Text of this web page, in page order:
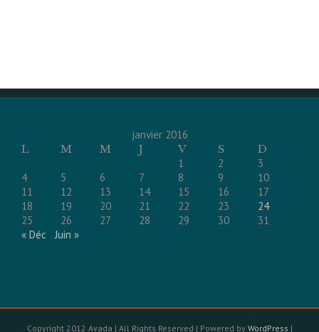
janvier 2016
L
M M J V S
D
1
2
3
4
5 6 7 8 9
10
11
12 13 14 15 16
17
18
19 20 21 22 23
24
25
26 27 28 29 30
31
« Déc
Juin »
Copyright 2012 Avada | All Rights Reserved | Powered by WordPress |